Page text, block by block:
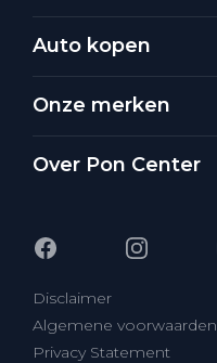
Auto kopen
Onze merken
Over Pon Center
Disclaimer
Algemene voorwaarden
Privacy Statement